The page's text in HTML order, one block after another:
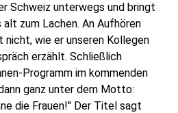
Schweiz unterwegs und bringt
alt zum Lachen. An Aufhören
wie er unseren Kollegen
erzählt. Schließlich
Programm im kommenden
ganz unter dem Motto:
die Frauen!" Der Titel sagt